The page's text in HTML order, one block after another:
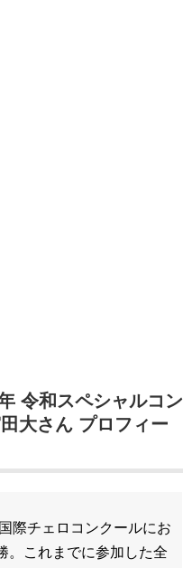
大さん プロフィー
際チェロコンクールにお
。これまでに参加した全